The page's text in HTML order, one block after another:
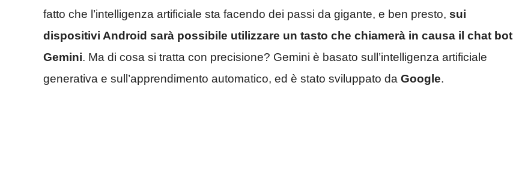
fatto che l’intelligenza artificiale sta facendo dei passi da gigante, e ben presto, sui
dispositivi Android sarà possibile utilizzare un tasto che chiamerà in causa il chat bot
Gemini. Ma di cosa si tratta con precisione? Gemini è basato sull’intelligenza artificiale
generativa e sull’apprendimento automatico, ed è stato sviluppato da Google.